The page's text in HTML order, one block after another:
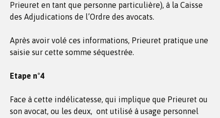
Prieuret en tant que personne particulière), à la Caisse
des Adjudications de l’Ordre des avocats.
Après avoir volé ces informations, Prieuret pratique une
saisie sur cette somme séquestrée.
Etape n°4
Face à cette indélicatesse, qui implique que Prieuret ou
son avocat, ou les deux, ont utilisé à usage personnel